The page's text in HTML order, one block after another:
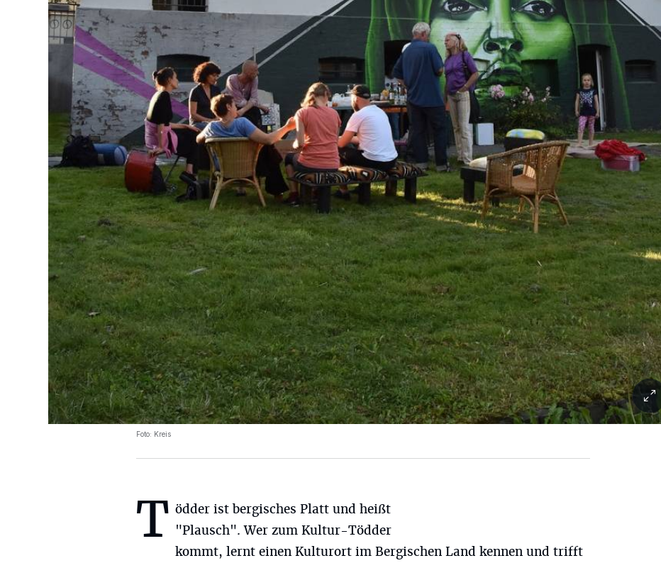
Foto: Kreis
T ödder ist bergisches Platt und heißt
"Plausch". Wer zum Kultur-Tödder
kommt, lernt einen Kulturort im Bergischen Land kennen und trifft